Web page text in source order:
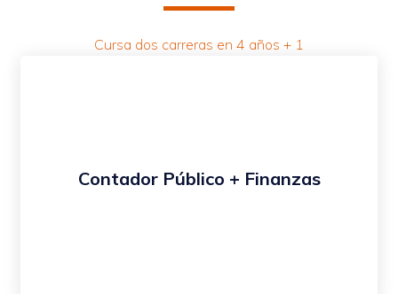
Cursa dos carreras en 4 años + 1
Contador Público + Finanzas